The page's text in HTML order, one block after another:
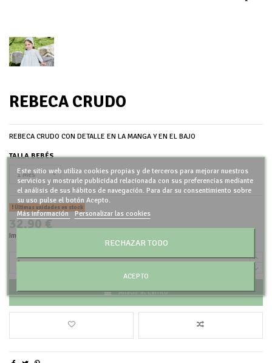
REBECA CRUDO
REBECA CRUDO CON DETALLE EN LA MANGA Y EN EL BAJO
TALLA BEBÉS
Últimas unidades en stock
32,90 €
Impuestos incluidos
Añadir al carrito
Este sitio web utiliza cookies propias y de terceros para mejorar nuestros
servicios y mostrarle publicidad relacionada con sus preferencias mediante
el análisis de sus hábitos de navegación. Para dar su consentimiento sobre
su uso pulse el botón Acepto.
Más información Personalizar las cookies
RECHAZAR TODO
ACEPTO